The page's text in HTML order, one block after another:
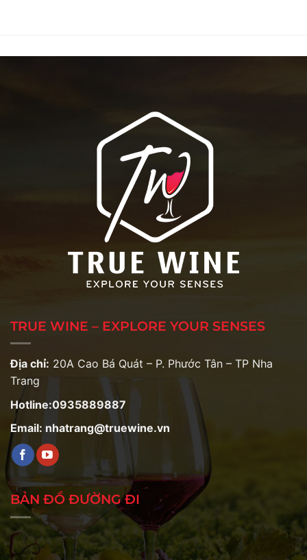
TRUE WINE – EXPLORE YOUR SENSES
Địa chỉ: 20A Cao Bá Quát – P. Phước Tân – TP Nha
Trang
Hotline:0935889887
Email: nhatrang@truewine.vn
BẢN ĐỒ ĐƯỜNG ĐI